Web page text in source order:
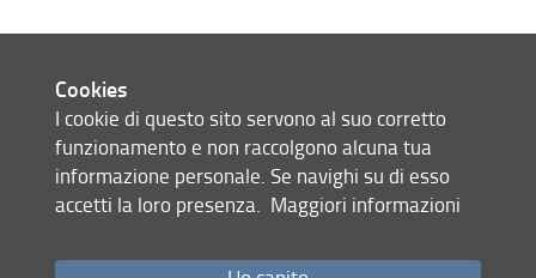
Site map
Cookies
I cookie di questo sito servono al suo corretto
funzionamento e non raccolgono alcuna tua
informazione personale. Se navighi su di esso
accetti la loro presenza. Maggiori informazioni